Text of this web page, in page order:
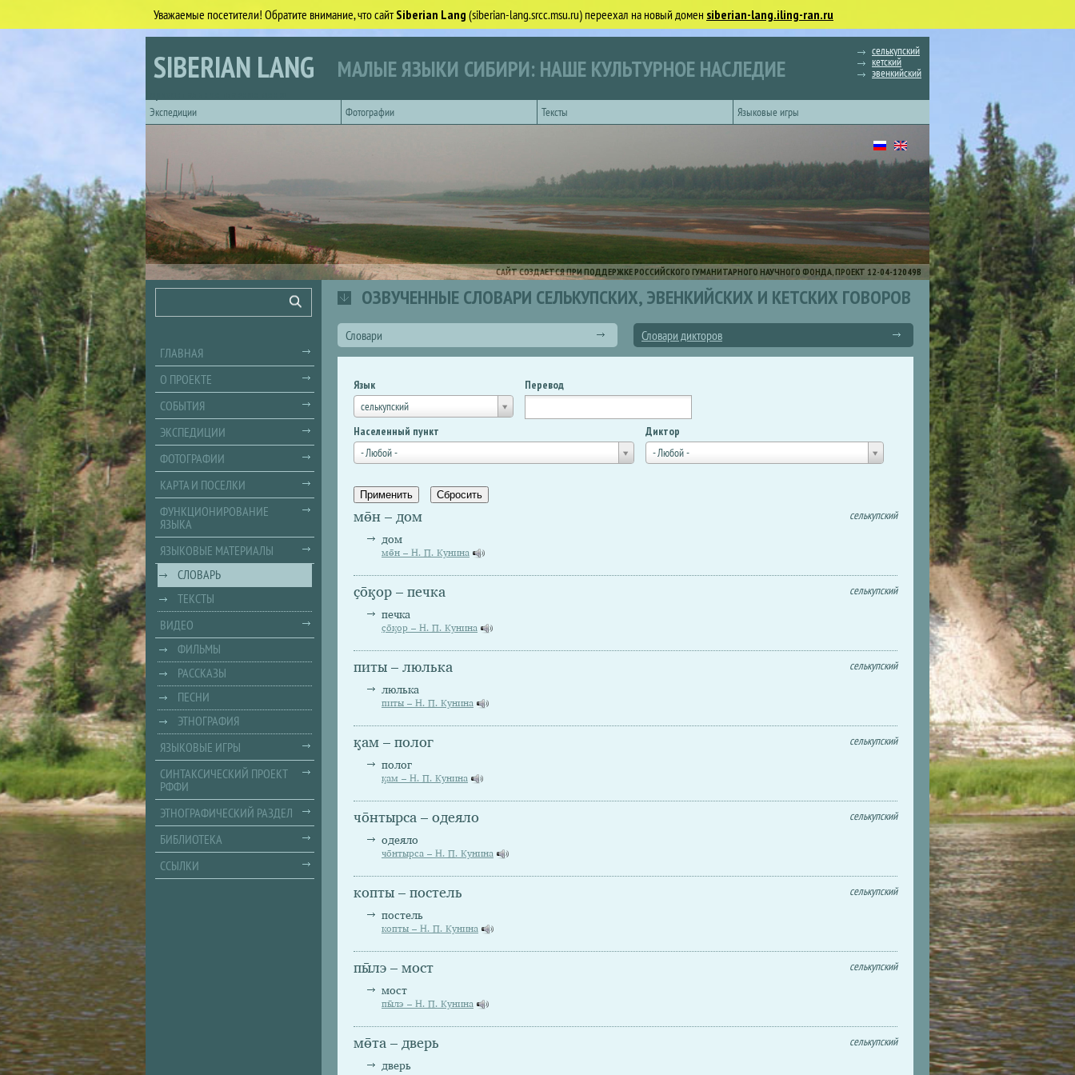
Уважаемые посетители! Обратите внимание, что сайтSiberian Lang (siberian-lang.srcc.msu.ru) переехал на новый домен siberian-lang.iling-ran.ru
SIBERIAN LANG МАЛЫЕ ЯЗЫКИ СИБИРИ: НАШЕ КУЛЬТУРНОЕ НАСЛЕДИЕ
селькупский
кетский
эвенкийский
Экспедиции
Фотографии Тексты Языковые игры
САЙТ СОЗДАЕТСЯ ПРИ ПОДДЕРЖКЕ РОССИЙСКОГО ГУМАНИТАРНОГО НАУЧНОГО ФОНДА, ПРОЕКТ 12-04-12049В
ОЗВУЧЕННЫЕ СЛОВАРИ СЕЛЬКУПСКИХ, ЭВЕНКИЙСКИХ И КЕТСКИХ ГОВОРОВ
Словари Словари дикторов
Язык
селькупский
Перевод
Населенный пункт
- Любой -
Диктор
- Любой -
мө̄н – дом селькупский
дом
мө̄н – Н. П. Кунина
ҫо̄ӄор – печка селькупский
печка
ҫо̄ӄор – Н. П. Кунина
питы – люлька селькупский
люлька
питы – Н. П. Кунина
ӄам – полог селькупский
полог
ӄам – Н. П. Кунина
чо̄нтырса – одеяло селькупский
одеяло
чо̄нтырса – Н. П. Кунина
копты – постель селькупский
постель
копты – Н. П. Кунина
пы̄лэ – мост селькупский
мост
пы̄лэ – Н. П. Кунина
мө̄та – дверь селькупский
дверь
Поиск
ГЛАВНАЯ
О ПРОЕКТЕ
СОБЫТИЯ
ЭКСПЕДИЦИИ
ФОТОГРАФИИ
КАРТА И ПОСЕЛКИ
ФУНКЦИОНИРОВАНИЕ
ЯЗЫКА
ЯЗЫКОВЫЕ МАТЕРИАЛЫ
СЛОВАРЬ
ТЕКСТЫ
ВИДЕО
ФИЛЬМЫ
РАССКАЗЫ
ПЕСНИ
ЭТНОГРАФИЯ
ЯЗЫКОВЫЕ ИГРЫ
СИНТАКСИЧЕСКИЙ ПРОЕКТ
РФФИ
ЭТНОГРАФИЧЕСКИЙ РАЗДЕЛ
БИБЛИОТЕКА
ССЫЛКИ